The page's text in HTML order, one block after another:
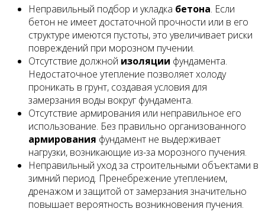
Неправильный подбор и укладка бетона. Если
бетон не имеет достаточной прочности или в его
структуре имеются пустоты, это увеличивает риски
повреждений при морозном пучении.
Отсутствие должной изоляции фундамента.
Недостаточное утепление позволяет холоду
проникать в грунт, создавая условия для
замерзания воды вокруг фундамента.
Отсутствие армирования или неправильное его
использование. Без правильно организованного
армирования фундамент не выдерживает
нагрузки, возникающие из-за морозного пучения.
Неправильный уход за строительными объектами в
зимний период. Пренебрежение утеплением,
дренажом и защитой от замерзания значительно
повышает вероятность возникновения пучения.